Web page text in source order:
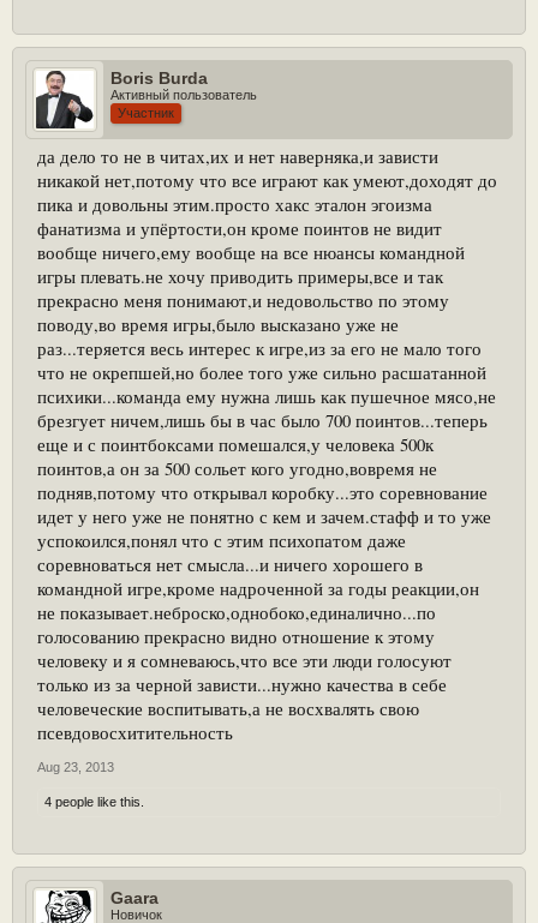
Boris Burda
Активный пользователь
Участник
да дело то не в читах,их и нет наверняка,и зависти
никакой нет,потому что все играют как умеют,доходят до
пика и довольны этим.просто хакс эталон эгоизма
фанатизма и упёртости,он кроме поинтов не видит
вообще ничего,ему вообще на все нюансы командной
игры плевать.не хочу приводить примеры,все и так
прекрасно меня понимают,и недовольство по этому
поводу,во время игры,было высказано уже не
раз...теряется весь интерес к игре,из за его не мало того
что не окрепшей,но более того уже сильно расшатанной
психики...команда ему нужна лишь как пушечное мясо,не
брезгует ничем,лишь бы в час было 700 поинтов...теперь
еще и с поинтбоксами помешался,у человека 500к
поинтов,а он за 500 сольет кого угодно,вовремя не
подняв,потому что открывал коробку...это соревнование
идет у него уже не понятно с кем и зачем.стафф и то уже
успокоился,понял что с этим психопатом даже
соревноваться нет смысла...и ничего хорошего в
командной игре,кроме надроченной за годы реакции,он
не показывает.неброско,однобоко,единалично...по
голосованию прекрасно видно отношение к этому
человеку и я сомневаюсь,что все эти люди голосуют
только из за черной зависти...нужно качества в себе
человеческие воспитывать,а не восхвалять свою
псевдовосхитительность
Aug 23, 2013
4 people like this.
Gaara
Новичок